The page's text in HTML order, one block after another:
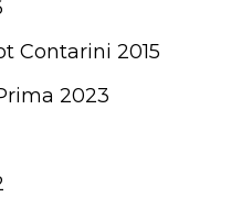
Contarini 2015
2023